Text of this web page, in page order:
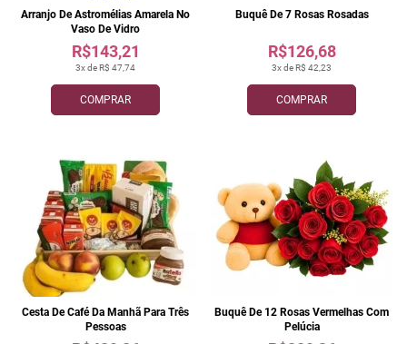
COMPRAR
3x de R$ 47,74
R$143,21
Arranjo De Astromélias Amarela No
Vaso De Vidro
COMPRAR
3x de R$ 42,23
R$126,68
Buquê De 7 Rosas Rosadas
Cesta De Café Da Manhã Para Três
Pessoas
Buquê De 12 Rosas Vermelhas Com
Pelúcia